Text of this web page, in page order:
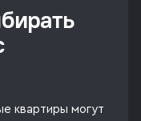
квартиры могут